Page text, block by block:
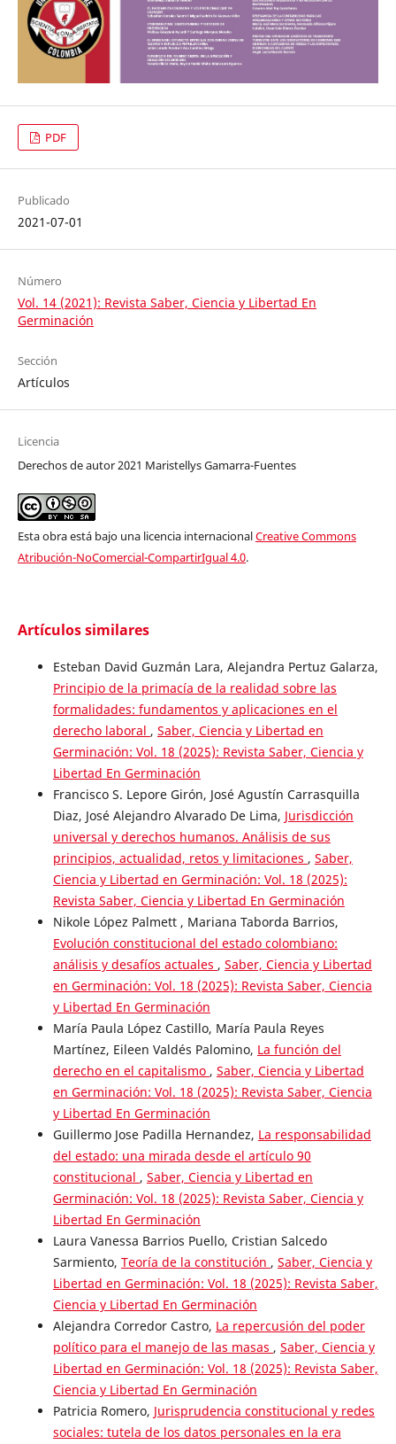
PDF
Publicado
2021-07-01
Número
Vol. 14 (2021): Revista Saber, Ciencia y Libertad En
Germinación
Sección
Artículos
Licencia
Derechos de autor 2021 Maristellys Gamarra-Fuentes
Esta obra está bajo una licencia internacionalCreative Commons
Atribución-NoComercial-CompartirIgual 4.0.
Artículos similares
Esteban David Guzmán Lara, Alejandra Pertuz Galarza,
Principio de la primacía de la realidad sobre las
formalidades: fundamentos y aplicaciones en el
derecho laboral , Saber, Ciencia y Libertad en
Germinación: Vol. 18 (2025): Revista Saber, Ciencia y
Libertad En Germinación
Francisco S. Lepore Girón, José Agustín Carrasquilla
Diaz, José Alejandro Alvarado De Lima, Jurisdicción
universal y derechos humanos. Análisis de sus
principios, actualidad, retos y limitaciones , Saber,
Ciencia y Libertad en Germinación: Vol. 18 (2025):
Revista Saber, Ciencia y Libertad En Germinación
Nikole López Palmett , Mariana Taborda Barrios,
Evolución constitucional del estado colombiano:
análisis y desafíos actuales , Saber, Ciencia y Libertad
en Germinación: Vol. 18 (2025): Revista Saber, Ciencia
y Libertad En Germinación
María Paula López Castillo, María Paula Reyes
Martínez, Eileen Valdés Palomino, La función del
derecho en el capitalismo , Saber, Ciencia y Libertad
en Germinación: Vol. 18 (2025): Revista Saber, Ciencia
y Libertad En Germinación
Guillermo Jose Padilla Hernandez, La responsabilidad
del estado: una mirada desde el artículo 90
constitucional , Saber, Ciencia y Libertad en
Germinación: Vol. 18 (2025): Revista Saber, Ciencia y
Libertad En Germinación
Laura Vanessa Barrios Puello, Cristian Salcedo
Sarmiento, Teoría de la constitución , Saber, Ciencia y
Libertad en Germinación: Vol. 18 (2025): Revista Saber,
Ciencia y Libertad En Germinación
Alejandra Corredor Castro, La repercusión del poder
político para el manejo de las masas , Saber, Ciencia y
Libertad en Germinación: Vol. 18 (2025): Revista Saber,
Ciencia y Libertad En Germinación
Patricia Romero, Jurisprudencia constitucional y redes
sociales: tutela de los datos personales en la era